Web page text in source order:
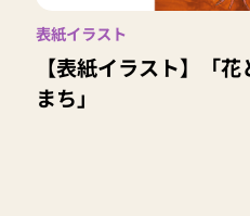
表紙イラスト
【表紙イラスト】「
まち」